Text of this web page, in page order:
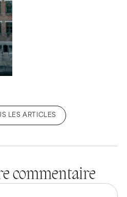
LES ARTICLES
commentaire